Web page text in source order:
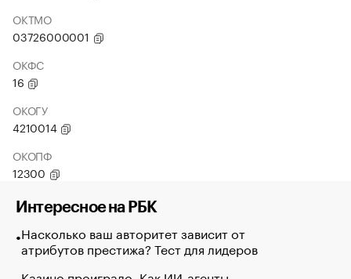
ОКТМО
03726000001
ОКФС
16
ОКОГУ
4210014
ОКОПФ
12300
Интересное на РБК
Насколько ваш авторитет зависит от
атрибутов престижа? Тест для лидеров